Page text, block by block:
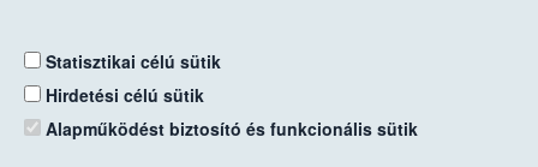
Statisztikai célú sütik
Hirdetési célú sütik
Alapműködést biztosító és funkcionális sütik